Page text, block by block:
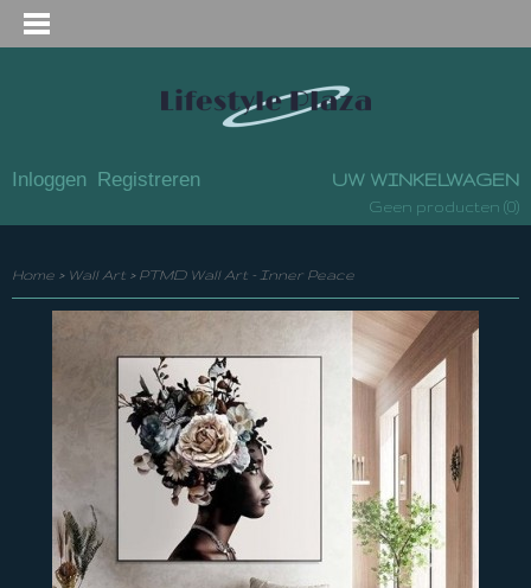
Inloggen Registreren UW WINKELWAGEN
Geen producten (0)
Home > Wall Art > PTMD Wall Art - Inner Peace